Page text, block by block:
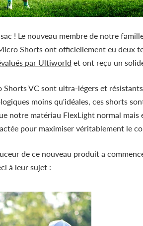
! Le nouveau membre de notre
Shorts ont officiellement eu deux
par Ultiworld et ont reçu un
Shorts VC sont ultra-légers et
moins qu'idéales, ces shorts
notre matériau FlexLight normal
pour maximiser véritablement le
de ce nouveau produit a
à leur sujet :